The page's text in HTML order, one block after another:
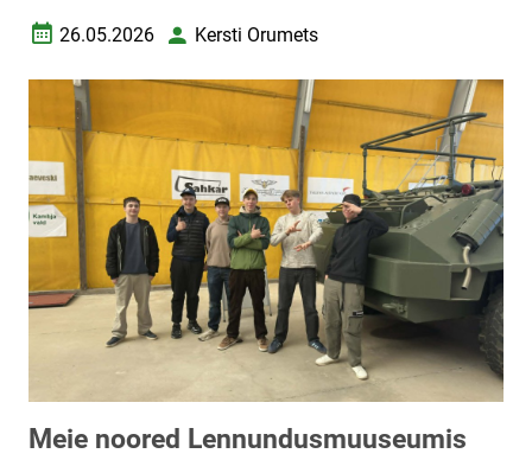
Loomise kuupäev
26.05.2026 AutorKersti Orumets
Meie noored Lennundusmuuseumis